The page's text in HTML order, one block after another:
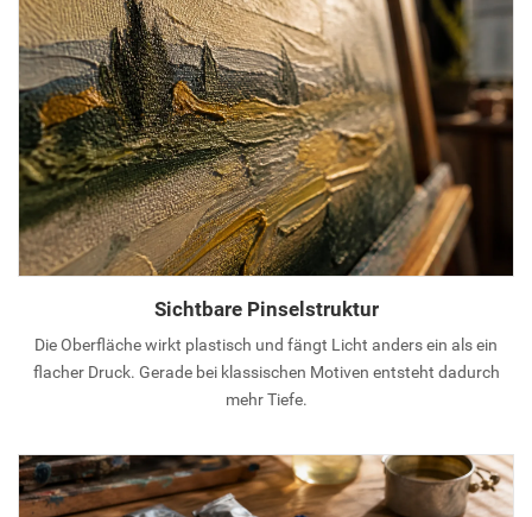
Sichtbare Pinselstruktur
Die Oberfläche wirkt plastisch und fängt Licht anders ein als ein
flacher Druck. Gerade bei klassischen Motiven entsteht dadurch
mehr Tiefe.